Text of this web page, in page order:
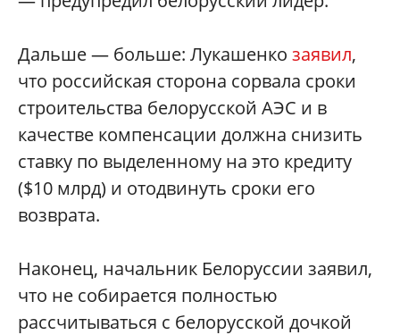
Дальше — больше: Лукашенко заявил,
что российская сторона сорвала сроки
строительства белорусской АЭС и в
качестве компенсации должна снизить
ставку по выделенному на это кредиту
($10 млрд) и отодвинуть сроки его
возврата.
Наконец, начальник Белоруссии заявил,
что не собирается полностью
рассчитываться с белорусской дочкой